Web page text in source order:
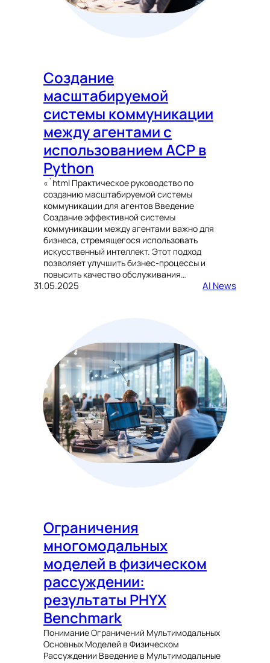
Создание
масштабируемой
системы коммуникации
между агентами с
использованием ACP в
Python
«`html Практическое руководство по
созданию масштабируемой системы
коммуникации для агентов Введение
Создание эффективной системы
коммуникации между агентами важно для
бизнеса, стремящегося использовать
искусственный интеллект. Этот подход
позволяет улучшить бизнес-процессы и
повысить качество обслуживания…
31.05.2025 AI News
Ограничения
многомодальных
моделей в физическом
рассуждении:
результаты PHYX
Benchmark
Понимание Ограничений Мультимодальных
Основных Моделей в Физическом
Рассуждении Введение в Мультимодальные